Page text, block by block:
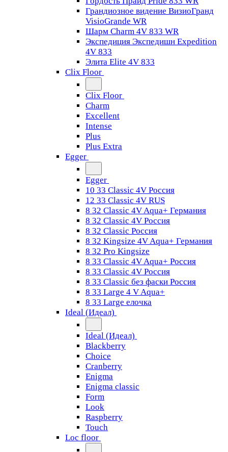
Грандиозное видение ВизиоГранд
VisioGrande WR
Шарм Charm 4V 833 WR
Экспедиция Экспедишн Expedition
4V 833
Элита Elite 4V 833
Clix Floor
Clix Floor
Charm
Excellent
Intense
Plus
Plus Extra
Egger
Egger
10 33 Classic 4V Россия
12 33 Classic 4V RUS
8 32 Classic 4V Aqua+ Германия
8 32 Classic 4V Россия
8 32 Classic Россия
8 32 Kingsize 4V Aqua+ Германия
8 32 Pro Kingsize
8 33 Classic 4V Aqua+ Россия
8 33 Classic 4V Россия
8 33 Classic без фаски Россия
8 33 Large 4 V Aqua+
8 33 Large елочка
Ideal (Идеал)
Ideal (Идеал)
Blackberry
Choice
Cranberry
Enigma
Enigma classic
Form
Look
Raspberry
Touch
Loc floor